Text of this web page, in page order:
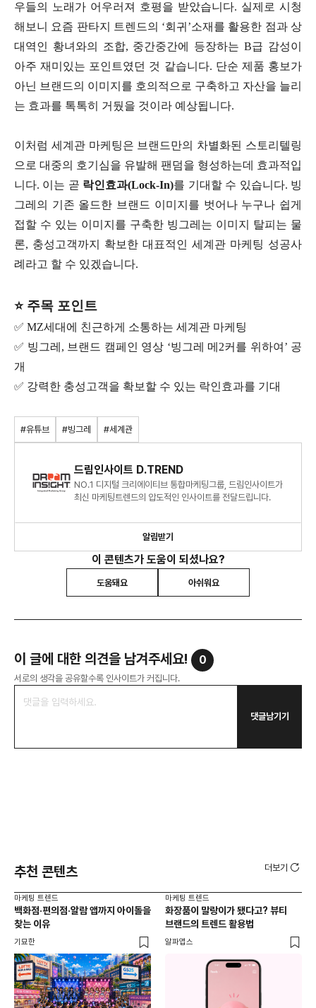
우들의 노래가 어우러져 호평을 받았습니다. 실제로 시청
해보니 요즘 판타지 트렌드의 ‘회귀’소재를 활용한 점과 상
대역인 황녀와의 조합, 중간중간에 등장하는 B급 감성이
아주 재미있는 포인트였던 것 같습니다. 단순 제품 홍보가
아닌 브랜드의 이미지를 호의적으로 구축하고 자산을 늘리
는 효과를 톡톡히 거뒀을 것이라 예상됩니다.
이처럼 세계관 마케팅은 브랜드만의 차별화된 스토리텔링
으로 대중의 호기심을 유발해 팬덤을 형성하는데 효과적입
니다. 이는 곧 락인효과(Lock-In)를 기대할 수 있습니다. 빙
그레의 기존 올드한 브랜드 이미지를 벗어나 누구나 쉽게
접할 수 있는 이미지를 구축한 빙그레는 이미지 탈피는 물
론, 충성고객까지 확보한 대표적인 세계관 마케팅 성공사
례라고 할 수 있겠습니다.
⭐ 주목 포인트
✅ MZ세대에 친근하게 소통하는 세계관 마케팅
✅ 빙그레, 브랜드 캠페인 영상 ‘빙그레 메2커를 위하여’ 공
개
✅ 강력한 충성고객을 확보할 수 있는 락인효과를 기대
#유튜브 #빙그레 #세계관
드림인사이트 D.TREND
NO.1 디지털 크리에이티브 통합마케팅그룹, 드림인사이트가
최신 마케팅트렌드의 압도적인 인사이트를 전달드립니다.
알림받기
이 콘텐츠가 도움이 되셨나요?
도움돼요 아쉬워요
이 글에 대한 의견을 남겨주세요! 0
서로의 생각을 공유할수록 인사이트가 커집니다.
댓글남기기
추천 콘텐츠 더보기
마케팅 트렌드
백화점·편의점·알람 앱까지 아이돌을
찾는 이유
기묘한
마케팅 트렌드
화장품이 말랑이가 됐다고? 뷰티
브랜드의 트렌드 활용법
알파앱스